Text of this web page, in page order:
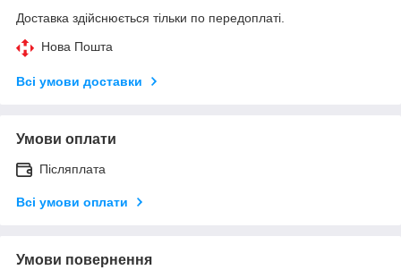
Доставка здійснюється тільки по передоплаті.
Нова Пошта
Всі умови доставки
Умови оплати
Післяплата
Всі умови оплати
Умови повернення